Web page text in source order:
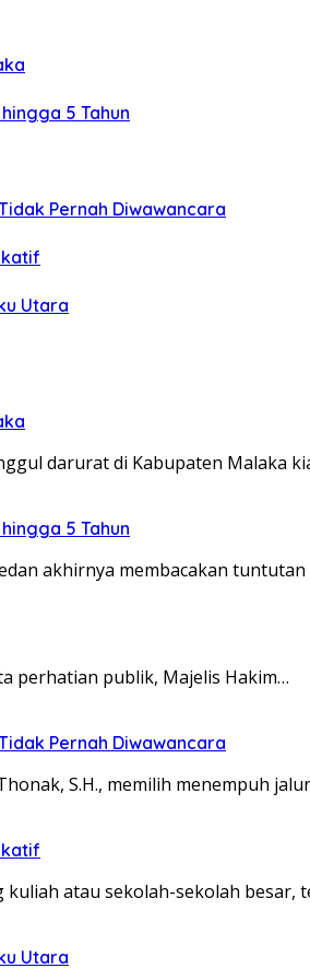
5 Tahun
Pernah Diwawancara
Utara
darurat di Kabupaten Malaka
5 Tahun
akhirnya membacakan
perhatian publik, Majelis Hakim…
Pernah Diwawancara
S.H., memilih menempuh
kuliah atau sekolah-sekolah besar,
Utara